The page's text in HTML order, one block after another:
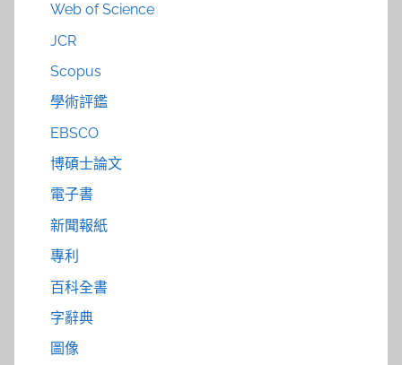
Web of Science
JCR
Scopus
學術評鑑
EBSCO
博碩士論文
電子書
新聞報紙
專利
百科全書
字辭典
圖像